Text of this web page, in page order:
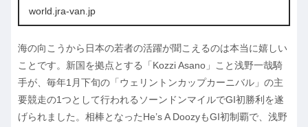
world.jra-van.jp
海の向こうから日本の若者の活躍が聞こえるのは本当に嬉しい
ことです。新国を拠点とする「Kozzi Asano」こと浅野一哉騎
手が、毎年1月下旬の「ウェリントンカップカーニバル」の主
要競走の1つとして行われるソーンドンマイルでGI初勝利を遂
げられました。相棒となったHe’s A DoozyもGI初制覇で、浅野